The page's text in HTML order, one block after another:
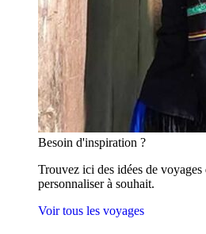
Besoin d'inspiration ?
Trouvez ici des idées de
personnaliser à souhait.
Voir tous les voyages